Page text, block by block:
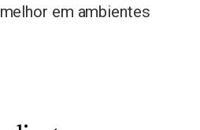
em ambientes